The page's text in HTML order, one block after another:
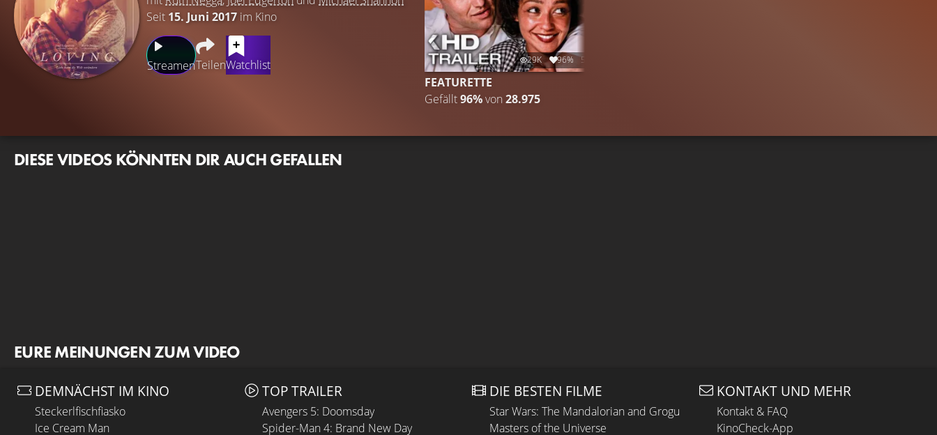
Seit 15. Juni 2017 im Kino
StreamenTeilenWatchlist 29K 96% 5:28
FEATURETTE
Gefällt96%von 28.975
DIESE VIDEOS KÖNNTEN DIR AUCH GEFALLEN
EURE MEINUNGEN ZUM VIDEO
DEMNÄCHST IM KINO
Steckerlfischfiasko
Ice Cream Man
TOP TRAILER
Avengers 5: Doomsday
Spider-Man 4: Brand New Day
DIE BESTEN FILME
Star Wars: The Mandalorian and Grogu
Masters of the Universe
KONTAKT UND MEHR
Kontakt & FAQ
KinoCheck-App